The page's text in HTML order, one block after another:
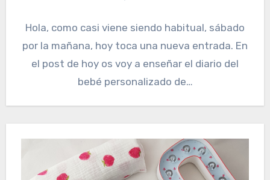
Hola, como casi viene siendo habitual, sábado
por la mañana, hoy toca una nueva entrada. En
el post de hoy os voy a enseñar el diario del
bebé personalizado de…